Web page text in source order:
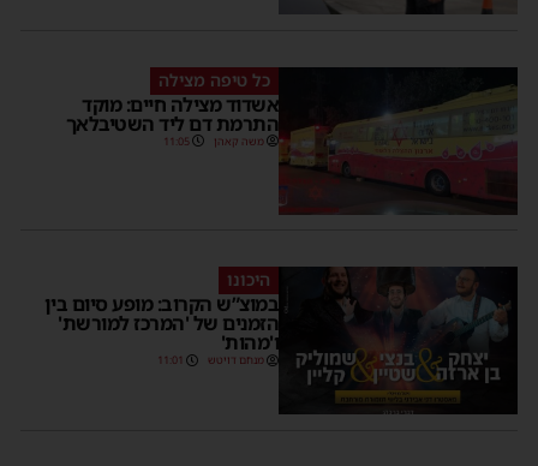
כל טיפה מצילה
אשדוד מצילה חיים: מוקד
התרמת דם ליד השטיבלאך
משה קאהן 11:05
היכונו
במוצ”ש הקרוב: מופע סיום בין
הזמנים של 'המרכז למורשת'
ו'מהות'
מנחם דויטש 11:01